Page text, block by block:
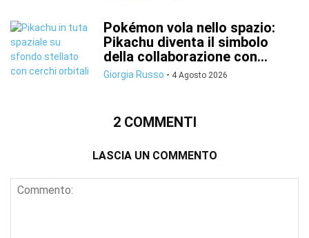
Pokémon vola nello spazio:
Pikachu diventa il simbolo
della collaborazione con...
Giorgia Russo - 4 Agosto 2026
2 COMMENTI
LASCIA UN COMMENTO